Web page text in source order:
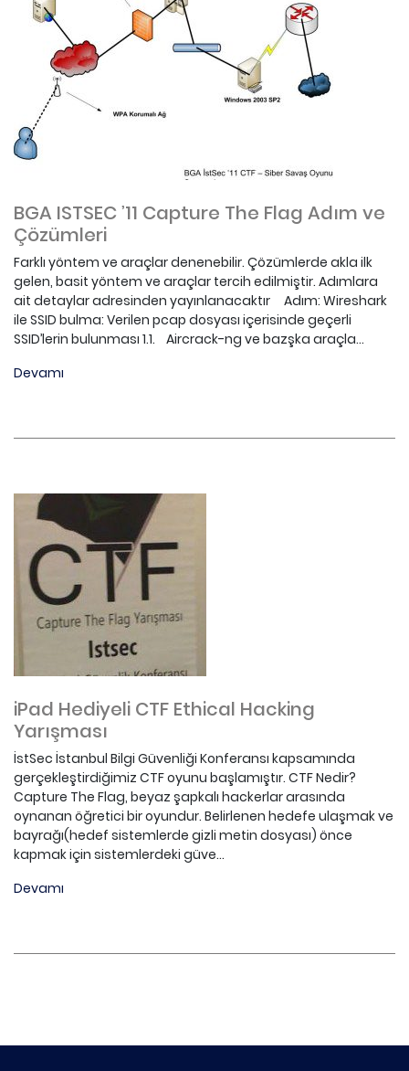
BGA ISTSEC ’11 Capture The Flag Adım ve
Çözümleri
Farklı yöntem ve araçlar denenebilir. Çözümlerde akla ilk
gelen, basit yöntem ve araçlar tercih edilmiştir. Adımlara
ait detaylar adresinden yayınlanacaktır Adım: Wireshark
ile SSID bulma: Verilen pcap dosyası içerisinde geçerli
SSID’lerin bulunması 1.1. Aircrack-ng ve bazşka araçla...
Devamı
iPad Hediyeli CTF Ethical Hacking
Yarışması
İstSec İstanbul Bilgi Güvenliği Konferansı kapsamında
gerçekleştirdiğimiz CTF oyunu başlamıştır. CTF Nedir?
Capture The Flag, beyaz şapkalı hackerlar arasında
oynanan öğretici bir oyundur. Belirlenen hedefe ulaşmak ve
bayrağı(hedef sistemlerde gizli metin dosyası) önce
kapmak için sistemlerdeki güve...
Devamı